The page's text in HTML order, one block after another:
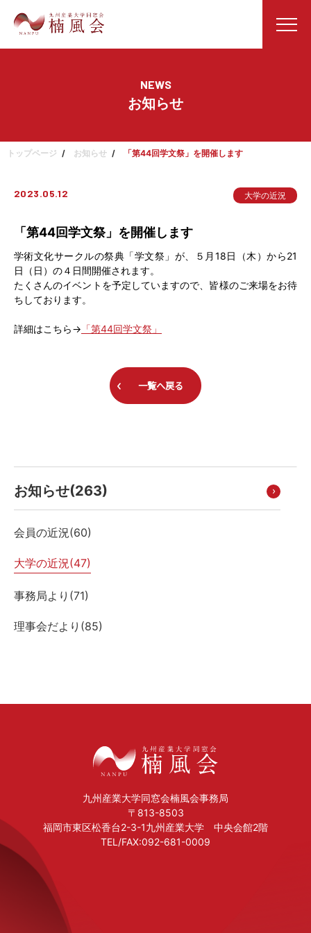
NEWS
お知らせ
トップページ お知らせ 「第44回学文祭」を開催します
お知らせ(263)
会員の近況(60)
大学の近況(47)
事務局より(71)
理事会だより(85)
2023.05.12 大学の近況
「第44回学文祭」を開催します
学術文化サークルの祭典「学文祭」が、５月18日（木）から21
日（日）の４日間開催されます。
たくさんのイベントを予定していますので、皆様のご来場をお待
ちしております。
詳細はこちら→ 「第44回学文祭」
一覧へ戻る
九州産業大学同窓会楠風会事務局
〒813-8503
福岡市東区松香台2-3-1九州産業大学 中央会館2階
TEL/FAX:092-681-0009